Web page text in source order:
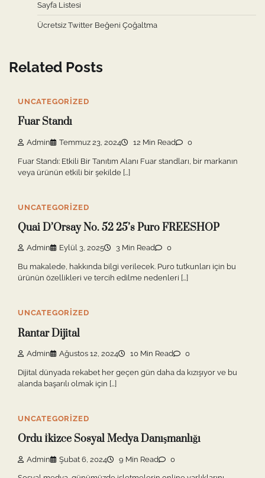
Sayfa Listesi
Ücretsiz Twitter Beğeni Çoğaltma
Related Posts
UNCATEGORIZED
Fuar Standı
Admin Temmuz 23, 2024 12 Min Read 0
Fuar Standı: Etkili Bir Tanıtım Alanı Fuar standları, bir markanın
veya ürünün etkili bir şekilde […]
UNCATEGORIZED
Quai D’Orsay No. 52 25’s Puro FREESHOP
Admin Eylül 3, 2025 3 Min Read 0
Bu makalede, hakkında bilgi verilecek. Puro tutkunları için bu
ürünün özellikleri ve tercih edilme nedenleri […]
UNCATEGORIZED
Rantar Dijital
Admin Ağustos 12, 2024 10 Min Read 0
Dijital dünyada rekabet her geçen gün daha da kızışıyor ve bu
alanda başarılı olmak için […]
UNCATEGORIZED
Ordu İkizce Sosyal Medya Danışmanlığı
Admin Şubat 6, 2024 9 Min Read 0